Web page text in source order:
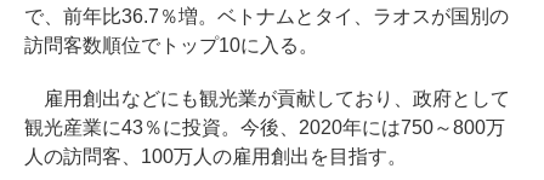
で、前年比36.7％増。ベトナムとタイ、ラオスが国別の
訪問客数順位でトップ10に入る。
雇用創出などにも観光業が貢献しており、政府として
観光産業に43％に投資。今後、2020年には750～800万
人の訪問客、100万人の雇用創出を目指す。